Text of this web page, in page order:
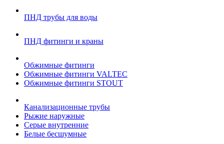
ПНД трубы для воды
ПНД фитинги и краны
Обжимные фитинги
Обжимные фитинги VALTEC
Обжимные фитинги STOUT
Канализационные трубы
Рыжие наружные
Серые внутренние
Белые бесшумные